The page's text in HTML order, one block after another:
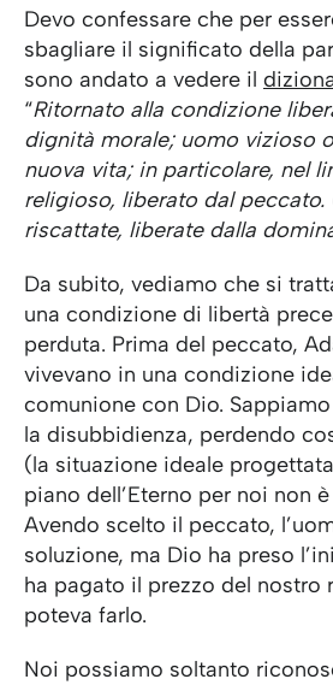
Devo confessare che per
sbagliare il significato della
sono andato a vedere il
“Ritornato alla condizione
dignità morale; uomo vizioso
nuova vita; in particolare, nel
religioso, liberato dal
riscattate, liberate dalla
Da subito, vediamo che si
una condizione di libertà
perduta. Prima del peccato,
vivevano in una condizione
comunione con Dio.
la disubbidienza, perdendo
(la situazione ideale
piano dell’Eterno per noi non
Avendo scelto il peccato,
soluzione, ma Dio ha preso
ha pagato il prezzo del nostro
poteva farlo.
Noi possiamo soltanto